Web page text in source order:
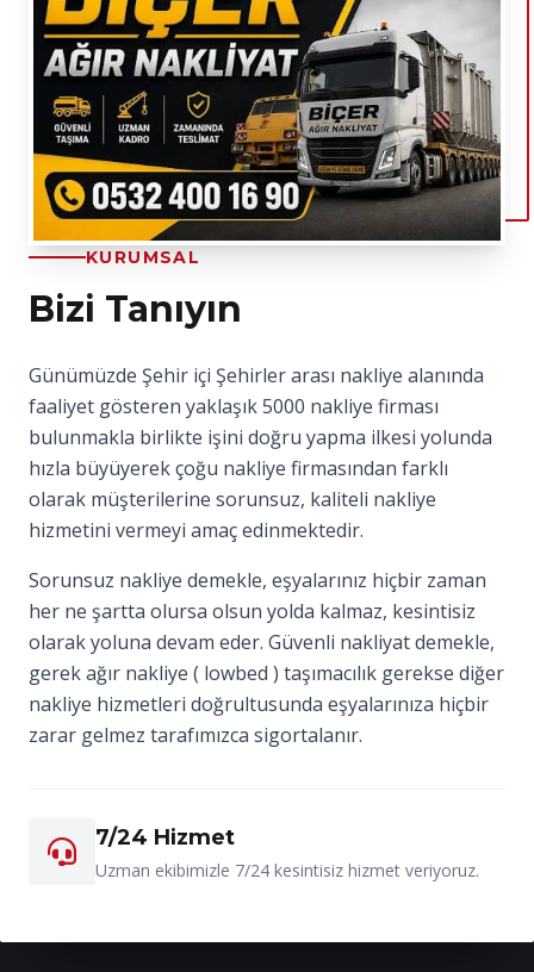
KURUMSAL
Bizi Tanıyın
Günümüzde Şehir içi Şehirler arası nakliye alanında
faaliyet gösteren yaklaşık 5000 nakliye firması
bulunmakla birlikte işini doğru yapma ilkesi yolunda
hızla büyüyerek çoğu nakliye firmasından farklı
olarak müşterilerine sorunsuz, kaliteli nakliye
hizmetini vermeyi amaç edinmektedir.
Sorunsuz nakliye demekle, eşyalarınız hiçbir zaman
her ne şartta olursa olsun yolda kalmaz, kesintisiz
olarak yoluna devam eder. Güvenli nakliyat demekle,
gerek ağır nakliye ( lowbed ) taşımacılık gerekse diğer
nakliye hizmetleri doğrultusunda eşyalarınıza hiçbir
zarar gelmez tarafımızca sigortalanır.
7/24 Hizmet
Uzman ekibimizle 7/24 kesintisiz hizmet veriyoruz.